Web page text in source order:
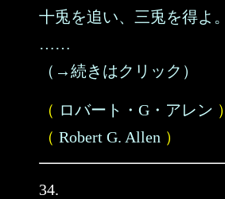
十兎を追い、三兎を得よ。
……
（→続きはクリック）
（ ロバート・G・アレン ）
（ Robert G. Allen ）
34.